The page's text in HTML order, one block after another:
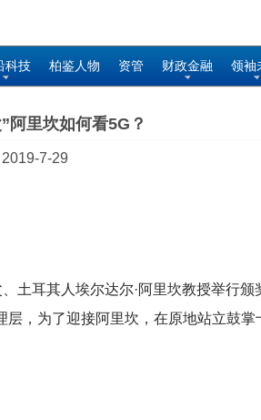
科技 柏鉴人物 资管 财政金融 领袖
阿里坎如何看5G？
2019-7-29
土耳其人埃尔达尔·阿里坎教授举行
，为了迎接阿里坎，在原地站立鼓